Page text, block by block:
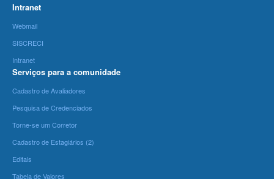
Intranet
Webmail
SISCRECI
Intranet
Serviços para a comunidade
Cadastro de Avaliadores
Pesquisa de Credenciados
Torne-se um Corretor
Cadastro de Estagiários (2)
Editais
Tabela de Valores